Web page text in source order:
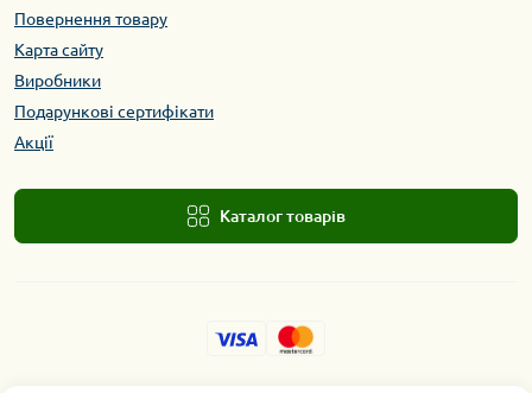
Повернення товару
Карта сайту
Виробники
Подарункові сертифікати
Акції
Каталог товарів